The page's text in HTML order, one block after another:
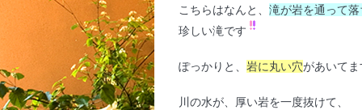
こちらはなんと、 滝が岩を通って
珍しい滝です
ぽっかりと、 岩に丸い穴があいてま
川の水が、厚い岩を一度抜けて、